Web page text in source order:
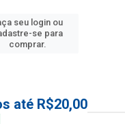
seu login ou
se para
comprar.
até R$20,00